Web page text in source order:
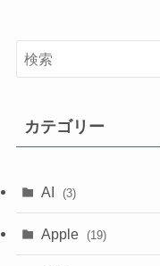
カテゴリー
AI (3)
Apple (19)